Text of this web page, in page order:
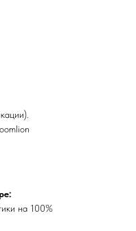
на 100%